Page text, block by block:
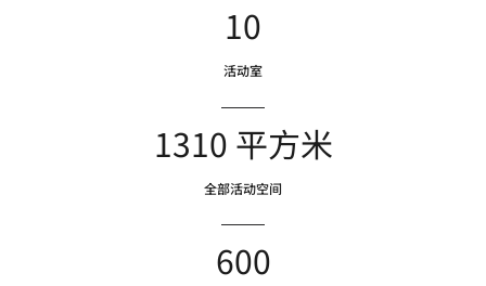
10
活动室
1310 平方米
全部活动空间
600